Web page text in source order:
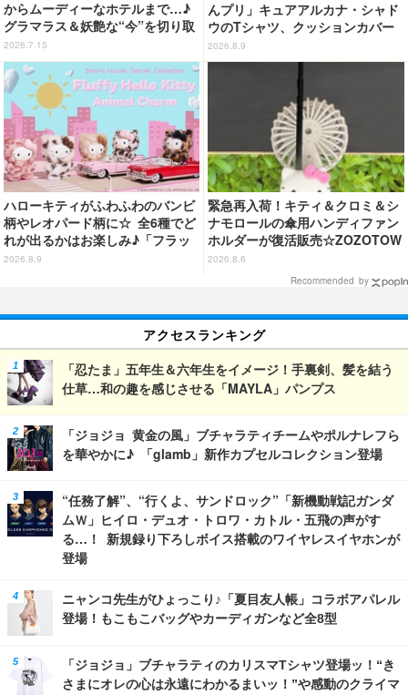
からムーディーなホテルまで…♪
グラマラス＆妖艶な“今”を切り取
り！3冊目写真集が発売中
2026.7.15
んプリ」キュアアルカナ・シャド
ウのTシャツ、クッションカバー
などが新登場
2026.8.9
ハローキティがふわふわのバンビ
柄やレオパード柄に☆ 全6種でど
れが出るかはお楽しみ♪「フラッ
フィーハローキティチャーム」第
2026.8.9
緊急再入荷！キティ＆クロミ＆シ
ナモロールの傘用ハンディファン
ホルダーが復活販売☆ZOZOTOW
Nにて
2026.8.6
Recommended by
アクセスランキング
「忍たま」五年生＆六年生をイメージ！手裏剣、髪を結う
仕草…和の趣を感じさせる「MAYLA」パンプス
「ジョジョ 黄金の風」ブチャラティチームやポルナレフら
を華やかに♪ 「glamb」新作カプセルコレクション登場
“任務了解”、“行くよ、サンドロック”「新機動戦記ガンダ
ムＷ」ヒイロ・デュオ・トロワ・カトル・五飛の声がす
る…！ 新規録り下ろしボイス搭載のワイヤレスイヤホンが
登場
ニャンコ先生がひょっこり♪「夏目友人帳」コラボアパレル
登場！もこもこバッグやカーディガンなど全8型
「ジョジョ」ブチャラティのカリスマTシャツ登場ッ！“き
さまにオレの心は永遠にわかるまいッ！”や感動のクライマ